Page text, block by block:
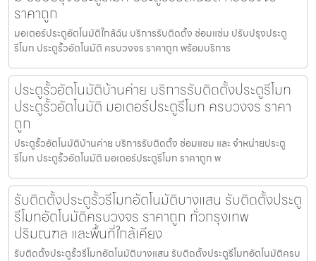
ราคาถูก
มอเตอร์ประตูอัตโนมัติใกล้ฉัน บริการรับติดตั้ง ซ่อมแซ่ม ปรับปรุงประตู
รีโมท ประตูรั้วอัตโนมัติ ครบวงจร ราคาถูก พร้อมบริการ
ประตูรั้วอัตโนมัติบ้านค่าย บริการรับติดตั้งประตูรีโมท
ประตูรั้วอัตโนมัติ มอเตอร์ประตูรีโมท ครบวงจร ราคา
ถูก
ประตูรั้วอัตโนมัติบ้านค่าย บริการรับติดตั้ง ซ่อมแซม และ จำหน่ายประตู
รีโมท ประตูรั้วอัตโนมัติ มอเตอร์ประตูรีโมท ราคาถูก พ
รับติดตั้งประตูรั้วรีโมทอัตโนมัติบางแสน รับติดตั้งประตู
รีโมทอัตโนมัติครบวงจร ราคาถูก ทั่วกรุงเทพ
ปริมณฑล และพื้นที่ใกล้เคียง
รับติดตั้งประตูรั้วรีโมทอัตโนมัติบางแสน รับติดตั้งประตูรีโมทอัตโนมัติครบ